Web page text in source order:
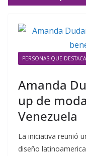
PERSONAS QUE
Amanda
up de
Venezuela
La iniciativa reunió
diseño